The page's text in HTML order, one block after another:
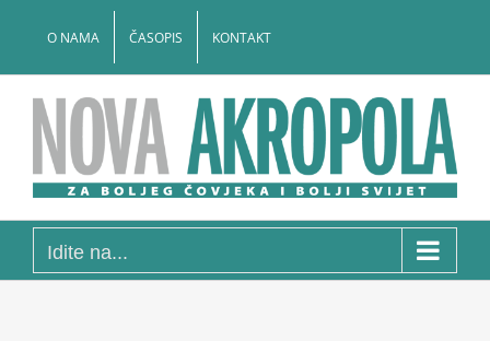
O NAMA ČASOPIS KONTAKT
Idite na...